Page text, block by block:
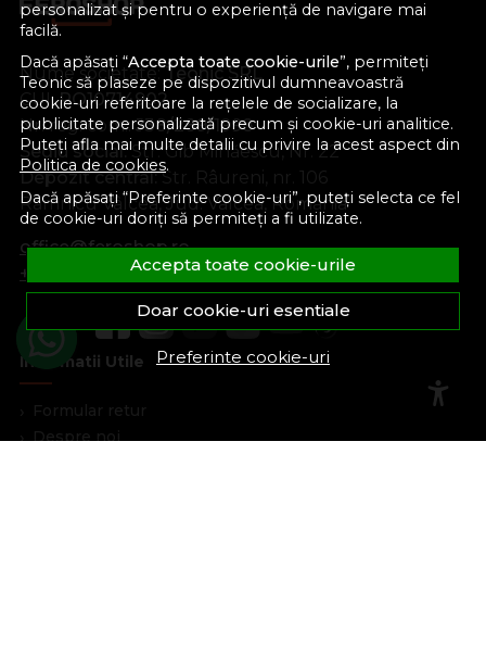
personalizat și pentru o experiență de navigare mai
facilă.
Dacă apăsați “Accepta toate cookie-urile”, permiteți
Teonic să plaseze pe dispozitivul dumneavoastră
cookie-uri referitoare la rețelele de socializare, la
publicitate personalizată precum și cookie-uri analitice.
Puteți afla mai multe detalii cu privire la acest aspect din
Politica de cookies.
Dacă apăsați “Preferinte cookie-uri”, puteți selecta ce fel
de cookie-uri doriți să permiteți a fi utilizate.
Accepta toate cookie-urile
Doar cookie-uri esentiale
Preferinte cookie-uri
Nume societate:Teonic SRL
CUI:RO10714902
Nr. reg. com.:J38/289/1998
Sediu social:Str. Gib Mihăescu, Nr. 22
Depozit central:Str. Râureni, nr. 106
Râmnicu Vâlcea, Jud. Vâlcea, România
office@feroshop.ro
+40 311 100 277
Informatii Utile
Formular retur
Despre noi